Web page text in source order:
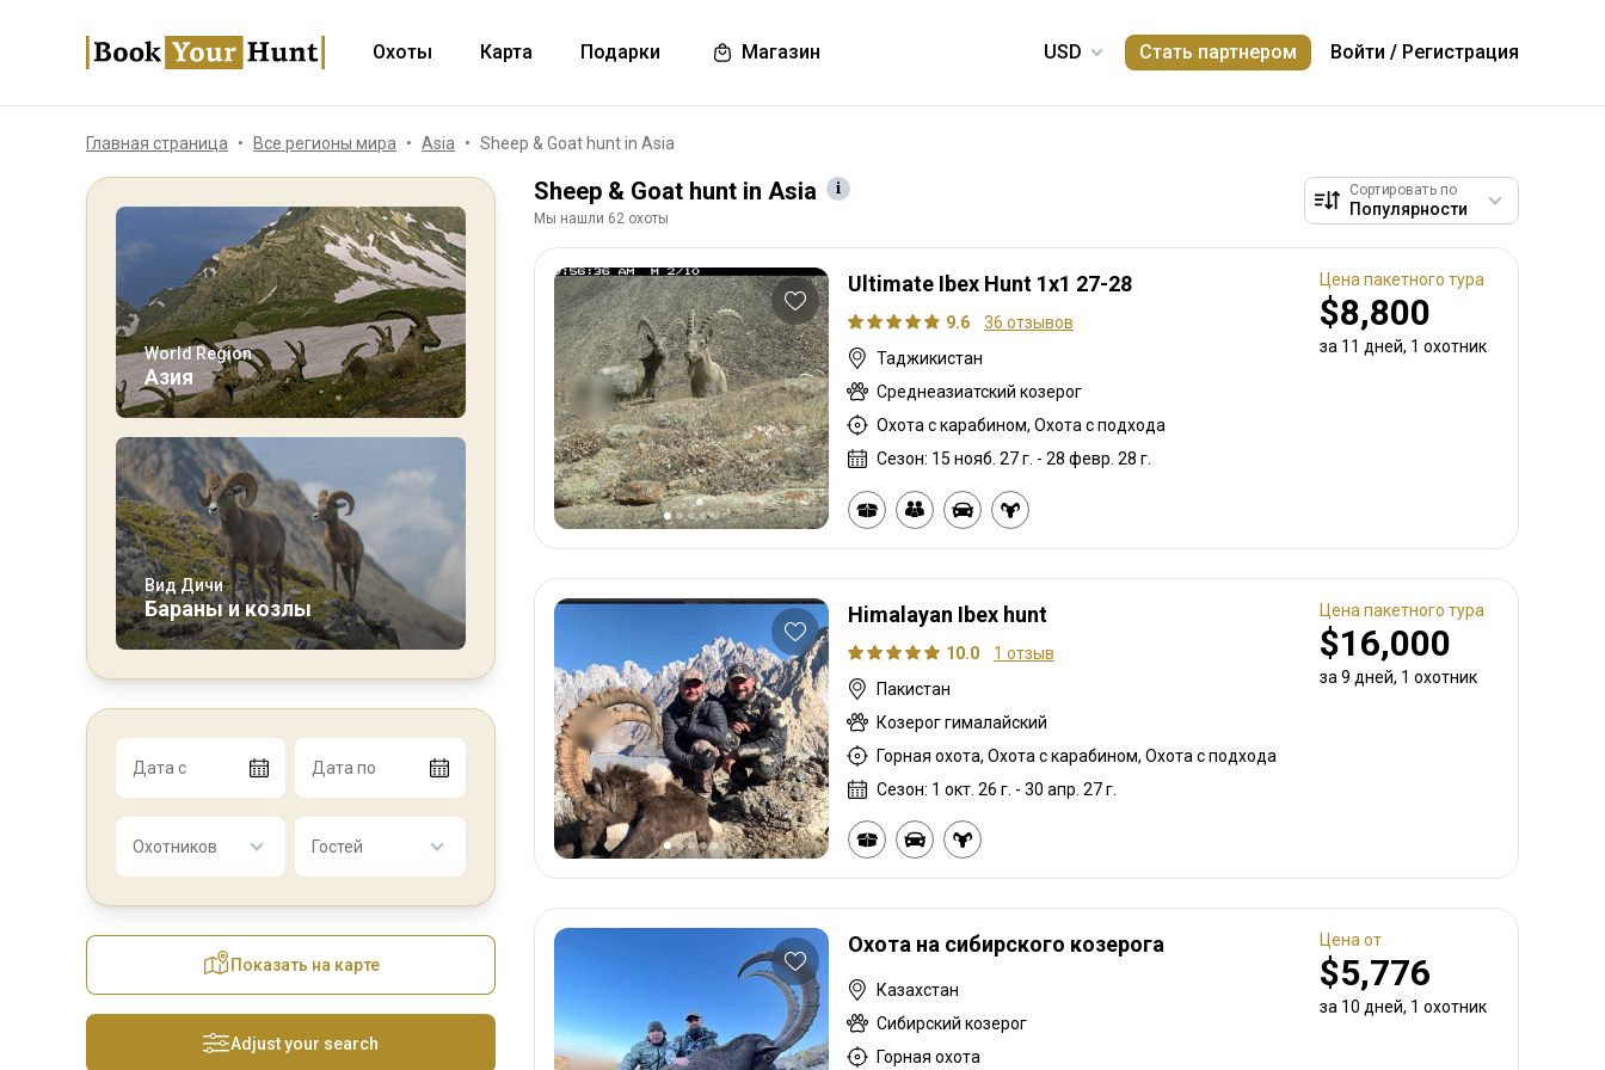
Охоты Карта Подарки Магазин Стать партнером Войти / Регистрация
Главная страница Все регионы мира Asia Sheep & Goat hunt in Asia
World Region
Азия
Вид Дичи
Бараны и козлы
Дата с Дата по
Охотников Гостей
Показать на карте
Adjust your search
Sheep & Goat hunt in Asia
Мы нашли 62 охоты
Сортировать по
Ultimate Ibex Hunt 1x1 27-28
9.6
36 отзывов
Таджикистан
Среднеазиатский козерог
Охота с карабином, Охота с подхода
Сезон: 15 нояб. 27 г. - 28 февр. 28 г.
Цена пакетного тура
$8,800
за 11 дней, 1 охотник
Himalayan Ibex hunt
10.0
1 отзыв
Пакистан
Козерог гималайский
Горная охота, Охота с карабином, Охота с подхода
Сезон: 1 окт. 26 г. - 30 апр. 27 г.
Цена пакетного тура
$16,000
за 9 дней, 1 охотник
Охота на сибирского козерога
Казахстан
Сибирский козерог
Горная охота
Цена от
$5,776
за 10 дней, 1 охотник